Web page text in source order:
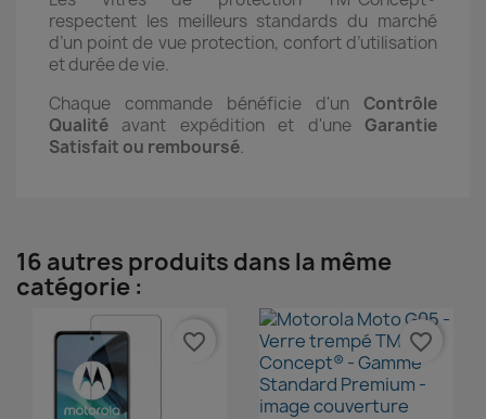
respectent les meilleurs standards du marché
d’un point de vue protection, confort d’utilisation
et durée de vie.
Chaque commande bénéficie d'un Contrôle
Qualité avant expédition et d'une Garantie
Satisfait ou remboursé.
16 autres produits dans la même
catégorie :
favorite_border favorite_border